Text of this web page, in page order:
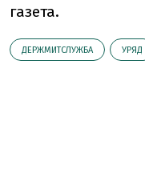
газета.
ДЕРЖМИТСЛУЖБА УРЯД